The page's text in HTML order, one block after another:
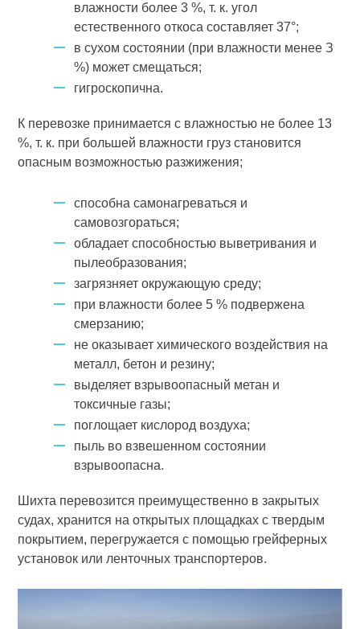
влажности более 3 %, т. к. угол
естественного откоса составляет 37°;
в сухом состоянии (при влажности менее З
%) может смещаться;
гигроскопична.
К перевозке принимается с влажностью не более 13
%, т. к. при большей влажности груз становится
опасным возможностью разжижения;
способна самонагреваться и
самовозгораться;
обладает способностью выветривания и
пылеобразования;
загрязняет окружающую среду;
при влажности более 5 % подвержена
смерзанию;
не оказывает химического воздействия на
металл, бетон и резину;
выделяет взрывоопасный метан и
токсичные газы;
поглощает кислород воздуха;
пыль во взвешенном состоянии
взрывоопасна.
Шихта перевозится преимущественно в закрытых
судах, хранится на открытых площадках с твердым
покрытием, перегружается с помощью грейферных
установок или ленточных транспортеров.